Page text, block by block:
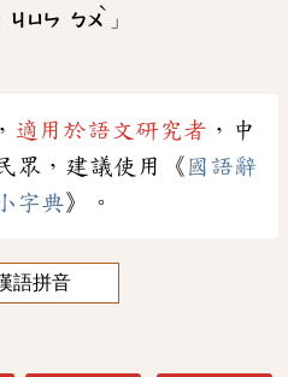
ㄐㄩㄣ ㄅㄨ
ˋ
」
適用於語文研究者 ，中
眾，建議使用《 國語辭
字典》。
語拼音